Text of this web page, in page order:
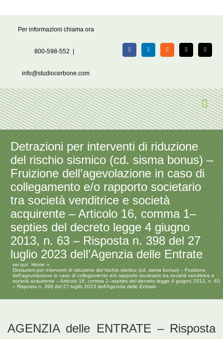
Per informazioni chiama ora
800-598-552
info@studiocerbone.com
FacebookLinkedIn Rss X Email
Detrazioni per interventi di riduzione
del rischio sismico (cd. sisma bonus) –
Fruizione dell’agevolazione in caso di
collegamento e/o rapporto societario
tra società venditrice e società
acquirente – Articolo 16, comma 1–
septies del decreto legge 4 giugno
2013, n. 63 – Risposta n. 398 del 27
luglio 2023 dell’Agenzia delle Entrate
sei qui:
Home
Detrazioni per interventi di riduzione del rischio sismico (cd. sisma bonus) – Fruizione
dell’agevolazione in caso di collegamento e/o rapporto societario tra società venditrice e
società acquirente – Articolo 16, comma 1–septies del decreto legge 4 giugno 2013, n. 63
– Risposta n. 398 del 27 luglio 2023 dell’Agenzia delle Entrate
AGENZIA delle ENTRATE – Risposta